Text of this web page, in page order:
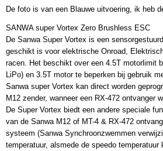
EAN code
Productcode leverancier
SANWA Super Vortex Zero Brushless ESC
Bruto gewicht
0,50 Kg
De foto is van een Blauwe uitvoering, ik heb
SANWA super Vortex Zero Brushless ESC
De Sanwa Super Vortex is een
geschikt is voor elektrische Onroad,
racen. Het beschikt over een 4.5T motorlimit
LiPo) en 3.5T motor te beperken bij gebruik
Sanwa super Vortex kan direct worden
M12 zender, wanneer een RX-472 ontvanger
De Super Vortex biedt een andere speciale
van de Sanwa M12 of MT-4 & RX-472
systeem (Sanwa Synchroonzwemmen
temperatuur, alsmede de speedo temperatuur